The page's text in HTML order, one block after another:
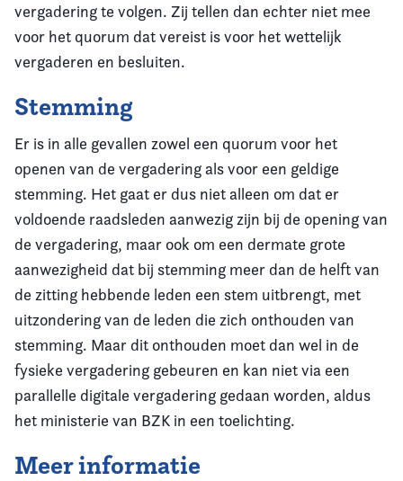
vergadering te volgen. Zij tellen dan echter niet mee
voor het quorum dat vereist is voor het wettelijk
vergaderen en besluiten.
Stemming
Er is in alle gevallen zowel een quorum voor het
openen van de vergadering als voor een geldige
stemming. Het gaat er dus niet alleen om dat er
voldoende raadsleden aanwezig zijn bij de opening van
de vergadering, maar ook om een dermate grote
aanwezigheid dat bij stemming meer dan de helft van
de zitting hebbende leden een stem uitbrengt, met
uitzondering van de leden die zich onthouden van
stemming. Maar dit onthouden moet dan wel in de
fysieke vergadering gebeuren en kan niet via een
parallelle digitale vergadering gedaan worden, aldus
het ministerie van BZK in een toelichting.
Meer informatie